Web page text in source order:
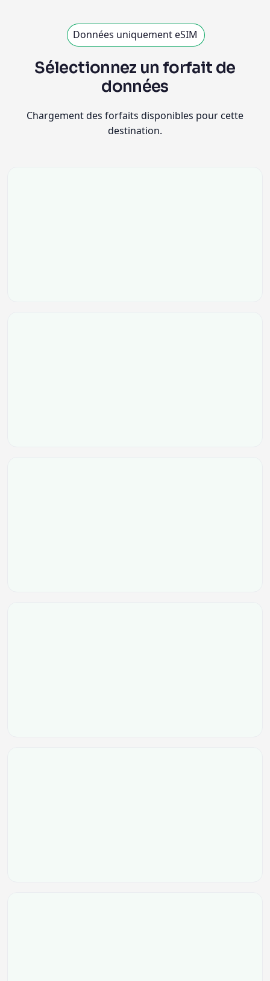
Données uniquement eSIM
Sélectionnez un forfait de
données
Chargement des forfaits disponibles pour cette
destination.